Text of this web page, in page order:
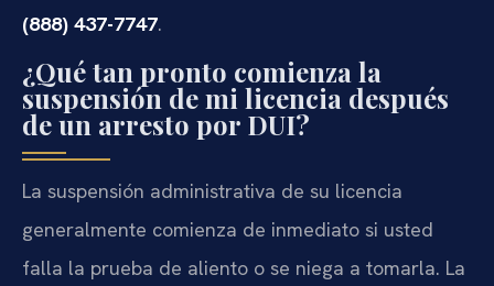
(888) 437-7747.
¿Qué tan pronto comienza la
suspensión de mi licencia después
de un arresto por DUI?
La suspensión administrativa de su licencia
generalmente comienza de inmediato si usted
falla la prueba de aliento o se niega a tomarla. La